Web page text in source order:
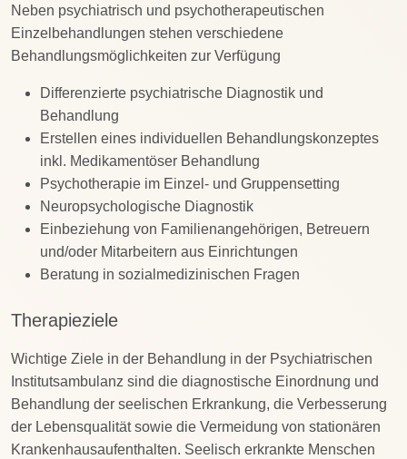
Neben psychiatrisch und psychotherapeutischen
Einzelbehandlungen stehen verschiedene
Behandlungsmöglichkeiten zur Verfügung
Differenzierte psychiatrische Diagnostik und
Behandlung
Erstellen eines individuellen Behandlungskonzeptes
inkl. Medikamentöser Behandlung
Psychotherapie im Einzel- und Gruppensetting
Neuropsychologische Diagnostik
Einbeziehung von Familienangehörigen, Betreuern
und/oder Mitarbeitern aus Einrichtungen
Beratung in sozialmedizinischen Fragen
Therapieziele
Wichtige Ziele in der Behandlung in der Psychiatrischen
Institutsambulanz sind die diagnostische Einordnung und
Behandlung der seelischen Erkrankung, die Verbesserung
der Lebensqualität sowie die Vermeidung von stationären
Krankenhausaufenthalten. Seelisch erkrankte Menschen